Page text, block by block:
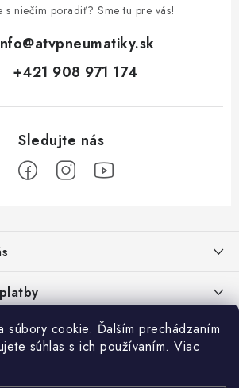
súbory cookie. Ďalším prechádzaním
súhlas s ich používaním. Viac
s niečím poradiť? Sme tu pre vás!
@atvpneumatiky.sk
+421 908 971 174
- formulár